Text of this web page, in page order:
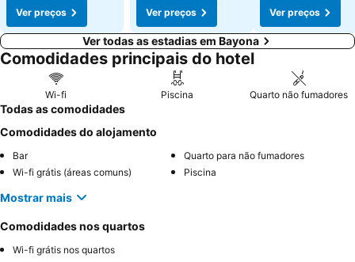
Ver preços
Ver preços
Ver preços
Ver todas as estadias em Bayona
Comodidades principais do hotel
Wi-fi Piscina Quarto não fumadores
Todas as comodidades
Comodidades do alojamento
Bar
Quarto para não fumadores
Wi-fi grátis (áreas comuns)
Piscina
Mostrar mais
Comodidades nos quartos
Wi-fi grátis nos quartos